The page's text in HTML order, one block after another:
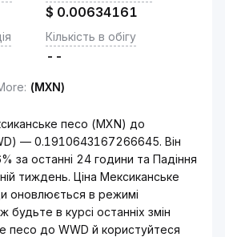
$ 0.00634161
Кількість в обігу
--
: (MXN)
песо (MXN) до
— 0.1910643167266645. Він
за останні 24 години та Падіння
тиждень. Ціна Мексиканське
оновлюється в режимі
будьте в курсі останніх змін
песо до WWD й користуйтеся